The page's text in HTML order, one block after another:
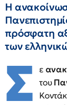
Η
πρόσφατη
των
Σ ε
του